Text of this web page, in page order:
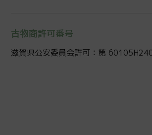
古物商許可番号
滋賀県公安委員会許可：第